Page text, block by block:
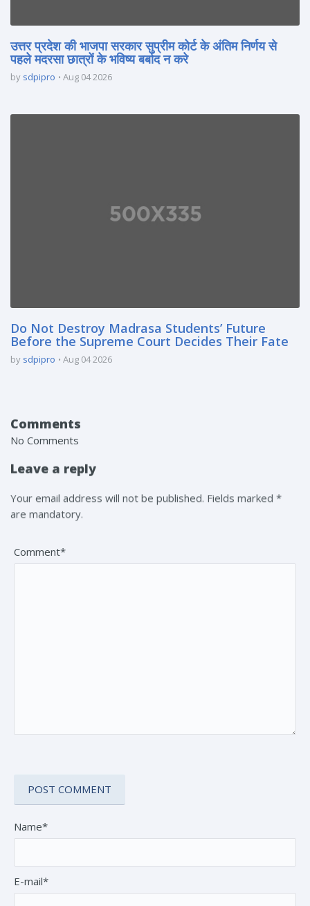
उत्तर प्रदेश की भाजपा सरकार सुप्रीम कोर्ट के अंतिम निर्णय से
पहले मदरसा छात्रों के भविष्य बर्बाद न करे
by sdpipro Aug 04 2026
Do Not Destroy Madrasa Students’ Future
Before the Supreme Court Decides Their Fate
by sdpipro Aug 04 2026
Comments
No Comments
Leave a reply
Your email address will not be published. Fields marked *
are mandatory.
Comment*
Name*
E-mail*